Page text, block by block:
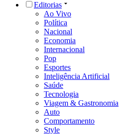
Editorias
Ao Vivo
Política
Nacional
Economia
Internacional
Pop
Esportes
Inteligência Artificial
Saúde
Tecnologia
Viagem & Gastronomia
Auto
Comportamento
Style